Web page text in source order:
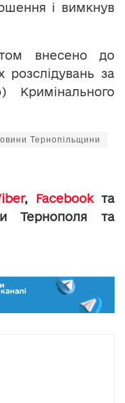
і вимкнув
внесено до
розслідувань за
Кримінального
Тернопільщини
, Facebookта
Тернополя та